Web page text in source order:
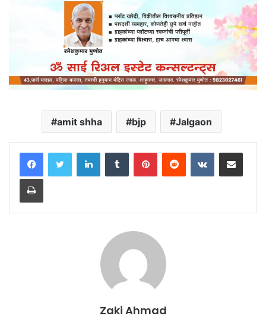
amit shha bjp Jalgaon
LinkedInTumblr PinterestReddit VKontakteShare via Email
Print
Zaki Ahmad